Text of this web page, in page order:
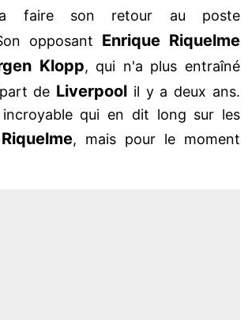
faire son retour au poste
opposant Enrique Riquelme
Klopp, qui n'a plus entraîné
de Liverpool il y a deux ans.
incroyable qui en dit long sur les
Riquelme, mais pour le moment